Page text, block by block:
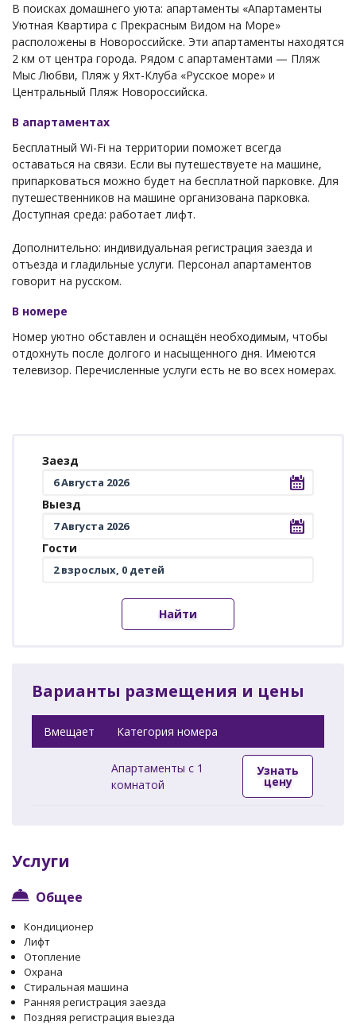
В поисках домашнего уюта: апартаменты «Апартаменты
Уютная Квартира с Прекрасным Видом на Море»
расположены в Новороссийске. Эти апартаменты находятся
2 км от центра города. Рядом с апартаментами — Пляж
Мыс Любви, Пляж у Яхт-Клуба «Русское море» и
Центральный Пляж Новороссийска.
В апартаментах
Бесплатный Wi-Fi на территории поможет всегда
оставаться на связи. Если вы путешествуете на машине,
припарковаться можно будет на бесплатной парковке. Для
путешественников на машине организована парковка.
Доступная среда: работает лифт.
Дополнительно: индивидуальная регистрация заезда и
отъезда и гладильные услуги. Персонал апартаментов
говорит на русском.
В номере
Номер уютно обставлен и оснащён необходимым, чтобы
отдохнуть после долгого и насыщенного дня. Имеются
телевизор. Перечисленные услуги есть не во всех номерах.
Заезд
Выезд
Гости
Найти
Варианты размещения и цены
Вмещает Категория номера
Апартаменты c 1
комнатой
Узнать
цену
Услуги
Общее
Кондиционер
Лифт
Отопление
Охрана
Стиральная машина
Ранняя регистрация заезда
Поздняя регистрация выезда